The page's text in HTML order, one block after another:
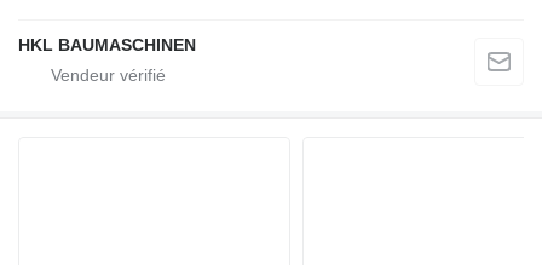
HKL BAUMASCHINEN